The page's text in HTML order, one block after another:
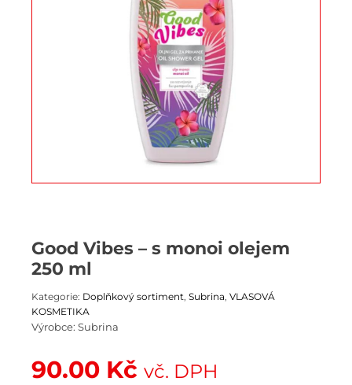
Good Vibes – s monoi olejem
250 ml
Kategorie: Doplňkový sortiment Subrina VLASOVÁ
KOSMETIKA
Výrobce: Subrina
90.00 Kč vč. DPH